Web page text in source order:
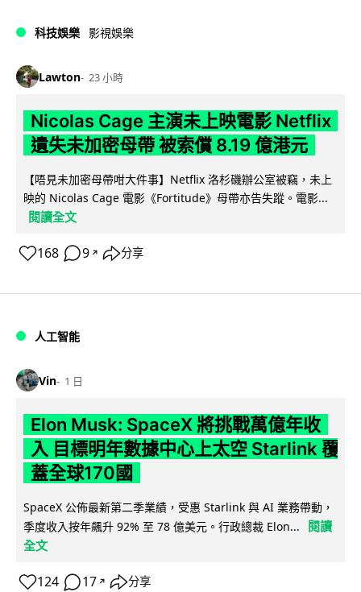
科技娛樂 影視娛樂
Lawton 23 小時
Nicolas Cage 主演未上映電影 Netflix
遺失未加密母帶 被索償 8.19 億港元
【唔見未加密母帶咁大件事】Netflix 洛杉磯辦公室被竊，未上
映的 Nicolas Cage 電影《Fortitude》母帶亦告失蹤。電影...
閱讀全文
168 9 ↗ 分享
人工智能
Vin 1 日
Elon Musk: SpaceX 將挑戰萬億年收
入 目標明年數據中心上太空 Starlink 覆
蓋全球170國
SpaceX 公佈最新第二季業績，受惠 Starlink 與 AI 業務帶動，
季度收入按年飆升 92% 至 78 億美元。行政總裁 Elon...
閱讀
全文
124 17 ↗ 分享